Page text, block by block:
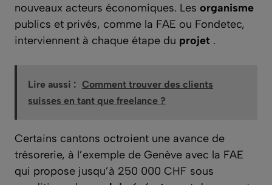
nouveaux acteurs économiques. Les organisme
publics et privés, comme la FAE ou Fondetec,
interviennent à chaque étape du projet .
Lire aussi : Comment trouver des clients
suisses en tant que freelance ?
Certains cantons octroient une avance de
trésorerie, à l’exemple de Genève avec la FAE
qui propose jusqu’à 250 000 CHF sous